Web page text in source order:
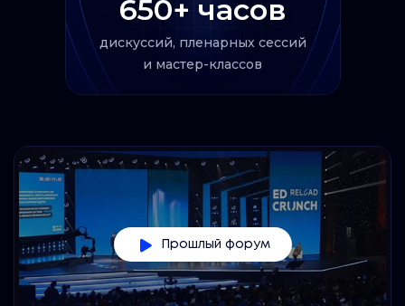
650+ часов
дискуссий, пленарных сессий
и мастер-классов
Прошлый форум